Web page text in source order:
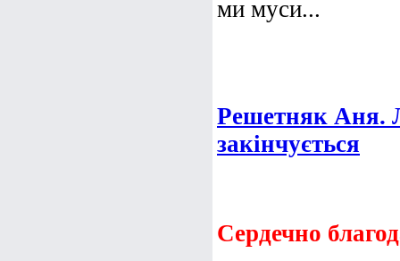
ми муси...
Решетняк Аня.
закінчується
Сердечно